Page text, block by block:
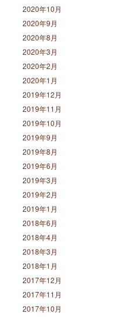
2020年10月
2020年9月
2020年8月
2020年3月
2020年2月
2020年1月
2019年12月
2019年11月
2019年10月
2019年9月
2019年8月
2019年6月
2019年3月
2019年2月
2019年1月
2018年6月
2018年4月
2018年3月
2018年1月
2017年12月
2017年11月
2017年10月